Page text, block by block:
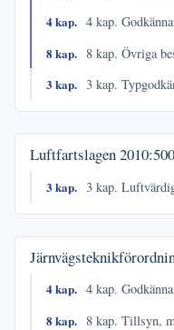
4 kap. 4 kap.
8 kap. 8 kap. Övriga
3 kap. 3 kap.
Luftfartslagen2010:500
3 kap. 3 kap.
4 kap. 4 kap.
8 kap. 8 kap. Tillsyn,